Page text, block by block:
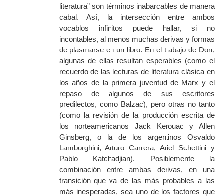
literatura” son términos inabarcables de manera
cabal. Así, la intersección entre ambos
vocablos infinitos puede hallar, si no
incontables, al menos muchas derivas y formas
de plasmarse en un libro. En el trabajo de Dorr,
algunas de ellas resultan esperables (como el
recuerdo de las lecturas de literatura clásica en
los años de la primera juventud de Marx y el
repaso de algunos de sus escritores
predilectos, como Balzac), pero otras no tanto
(como la revisión de la producción escrita de
los norteamericanos Jack Kerouac y Allen
Ginsberg, o la de los argentinos Osvaldo
Lamborghini, Arturo Carrera, Ariel Schettini y
Pablo Katchadjian). Posiblemente la
combinación entre ambas derivas, en una
transición que va de las más probables a las
más inesperadas, sea uno de los factores que